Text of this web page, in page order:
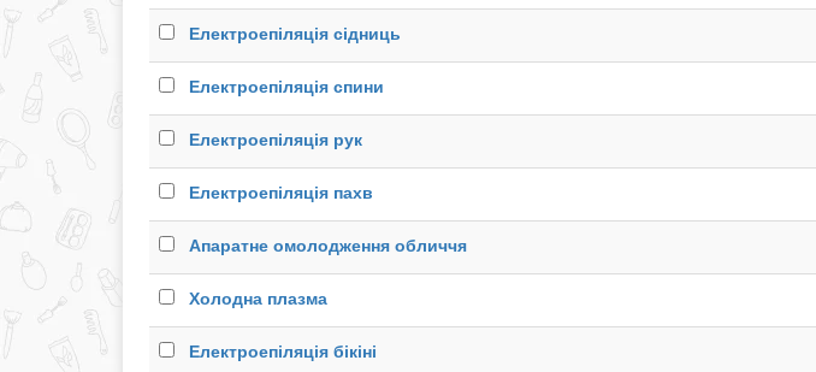
Електроепіляція сідниць
Електроепіляція спини
Електроепіляція рук
Електроепіляція пахв
Апаратне омолодження обличчя
Холодна плазма
Електроепіляція бікіні